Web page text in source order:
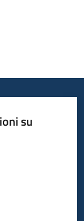
su